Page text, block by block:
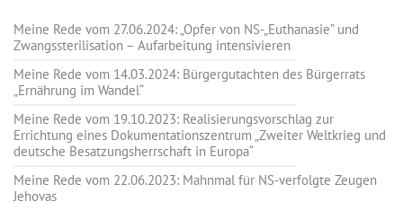
Meine Rede vom 27.06.2024: „Opfer von NS-„Euthanasie” und
Zwangssterilisation – Aufarbeitung intensivieren
Meine Rede vom 14.03.2024: Bürgergutachten des Bürgerrats
„Ernährung im Wandel“
Meine Rede vom 19.10.2023: Realisierungsvorschlag zur
Errichtung eines Dokumentationszentrum „Zweiter Weltkrieg und
deutsche Besatzungsherrschaft in Europa“
Meine Rede vom 22.06.2023: Mahnmal für NS-verfolgte Zeugen
Jehovas